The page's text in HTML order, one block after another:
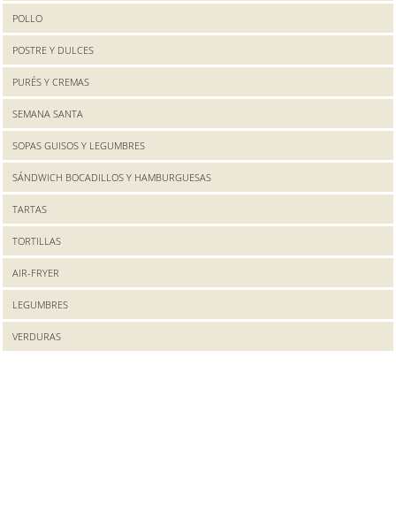
POLLO
POSTRE Y DULCES
PURÉS Y CREMAS
SEMANA SANTA
SOPAS GUISOS Y LEGUMBRES
SÁNDWICH BOCADILLOS Y HAMBURGUESAS
TARTAS
TORTILLAS
AIR-FRYER
LEGUMBRES
VERDURAS